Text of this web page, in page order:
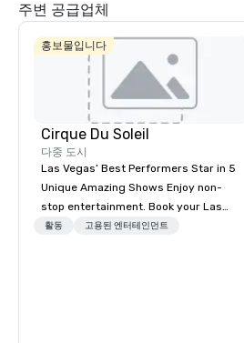
주변 공급업체
홍보물입니다
Cirque Du Soleil
다중 도시
Las Vegas’ Best Performers Star in 5
Unique Amazing Shows Enjoy non-
stop entertainment. Book your Las
Vegas show tickets.
활동 고용된 엔터테인먼트